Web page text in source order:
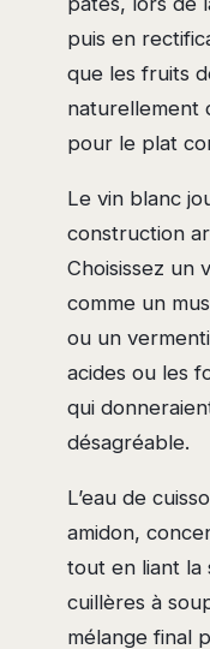
puis en
que les fruits
naturellement
pour le plat
Le vin blanc
construction
Choisissez un
comme un
ou un
acides ou les
qui
désagréable.
L’eau de
amidon,
tout en liant la
cuillères à
mélange final